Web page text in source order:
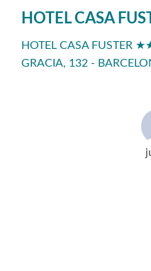
HOTEL CASA
HOTEL CASA FUSTER
GRACIA, 132 -